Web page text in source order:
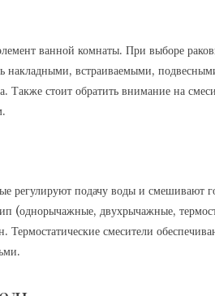
ванной комнаты. При выборе
накладными, встраиваемыми,
Также стоит обратить внимание на
регулируют подачу воды и смешивают
(однорычажные, двухрычажные,
смесители